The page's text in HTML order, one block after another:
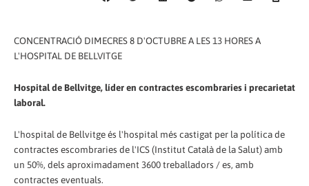
CONCENTRACIÓ DIMECRES 8 D'OCTUBRE A LES 13 HORES A
L'HOSPITAL DE BELLVITGE
Hospital de Bellvitge, líder en contractes escombraries i precarietat
laboral.
L'hospital de Bellvitge és l'hospital més castigat per la política de
contractes escombraries de l'ICS (Institut Català de la Salut) amb
un 50%, dels aproximadament 3600 treballadors / es, amb
contractes eventuals.